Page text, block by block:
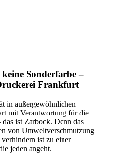
Sonderfarbe –
Frankfurt
in außergewöhnlichen
mit Verantwortung für die
ist Zarbock. Denn das
von Umweltverschmutzung
ist zu einer
jeden angeht.